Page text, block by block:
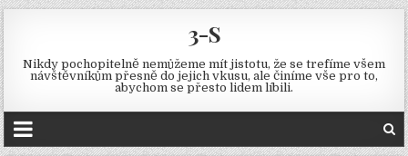
3-S
Nikdy pochopitelně nemůžeme mít jistotu, že se trefíme všem
návštěvníkům přesně do jejich vkusu, ale činíme vše pro to,
abychom se přesto lidem líbili.